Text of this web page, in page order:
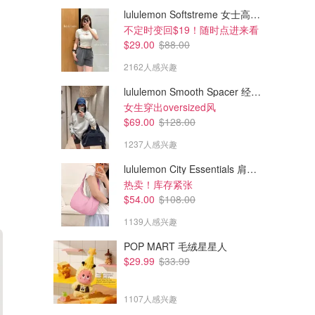
lululemon Softstreme 女士高腰短裤 10cm
不定时变回$19！随时点进来看
$29.00 $88.00
2162人感兴趣
lululemon Smooth Spacer 经典卫衣
女生穿出oversized风
$69.00 $128.00
1237人感兴趣
lululemon City Essentials 肩背包 4L
热卖！库存紧张
$54.00 $108.00
1139人感兴趣
POP MART 毛绒星星人
$29.99 $33.99
1107人感兴趣